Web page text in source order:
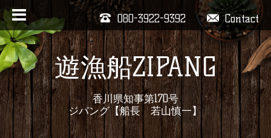
Contact
080-3922-9392
遊漁船ZIPANG
香川県知事第170号
ジパング【船長 若山慎一】